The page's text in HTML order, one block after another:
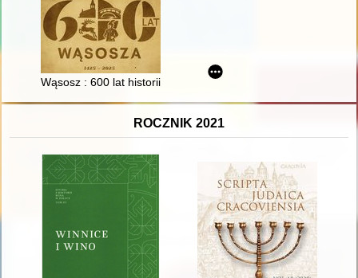
Wąsosz : 600 lat historii
ROCZNIK 2021